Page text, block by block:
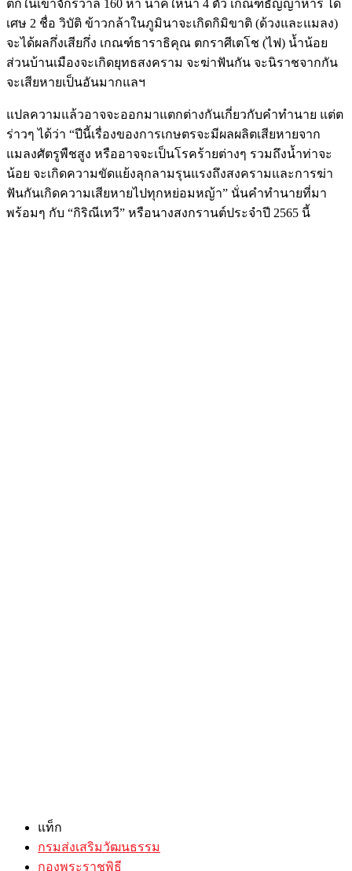
ตกในเขาจักรวาล 160 ห่า นาคให้น้ำ 4 ตัว เกณฑ์ธัญญาหาร ได้
เศษ 2 ชื่อ วิบัติ ข้าวกล้าในภูมินาจะเกิดกิมิขาติ (ด้วงและแมลง)
จะได้ผลกึ่งเสียกึ่ง เกณฑ์ธาราธิคุณ ตกราศีเตโช (ไฟ) น้ำน้อย
ส่วนบ้านเมืองจะเกิดยุทธสงคราม จะฆ่าฟันกัน จะนิราชจากกัน
จะเสียหายเป็นอันมากแลฯ
แปลความแล้วอาจจะออกมาแตกต่างกันเกี่ยวกับคำทำนาย แต่ต
ร่าวๆ ได้ว่า “ปีนี้เรื่องของการเกษตรจะมีผลผลิตเสียหายจาก
แมลงศัตรูพืชสูง หรืออาจจะเป็นโรคร้ายต่างๆ รวมถึงน้ำท่าจะ
น้อย จะเกิดความขัดแย้งลุกลามรุนแรงถึงสงครามและการฆ่า
ฟันกันเกิดความเสียหายไปทุกหย่อมหญ้า” นั่นคำทำนายที่มา
พร้อมๆ กับ “กิริณีเทวี” หรือนางสงกรานต์ประจำปี 2565 นี้
แท็ก
กรมส่งเสริมวัฒนธรรม
กองพระราชพิธี